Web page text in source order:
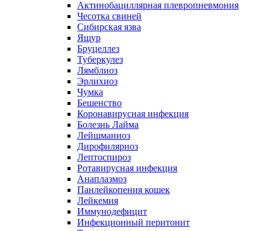
Актинобациллярная плевропневмония
Чесотка свиней
Сибирская язва
Ящур
Бруцеллез
Туберкулез
Лямблиоз
Эрлихиоз
Чумка
Бешенство
Коронавирусная инфекция
Болезнь Лайма
Лейшманиоз
Дирофиляриоз
Лептоспироз
Ротавирусная инфекция
Анаплазмоз
Панлейкопения кошек
Лейкемия
Иммунодефицит
Инфекционный перитонит